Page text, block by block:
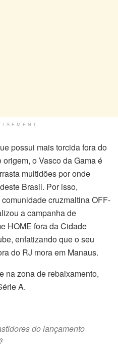
possui mais torcida fora do
o Vasco da Gama é
multidões por onde
Brasil. Por isso,
cruzmaltina OFF-
a campanha de
HOME fora da Cidade
enfatizando que o seu
do RJ mora em Manaus.
na zona de rebaixamento,
A.
do lançamento